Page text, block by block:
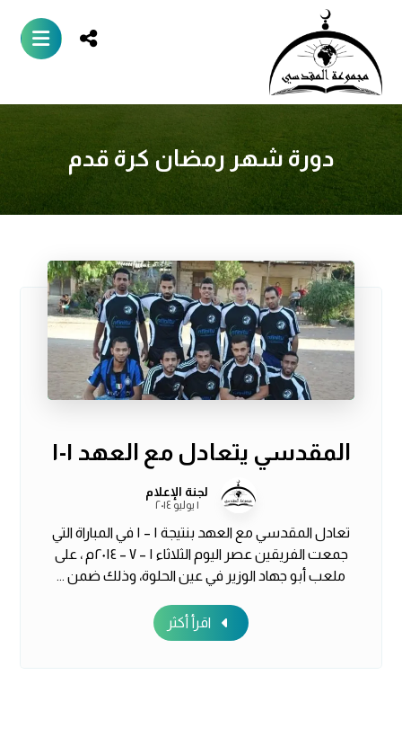
دورة شهر رمضان كرة قدم
المقدسي يتعادل مع العهد ١-١
لجنة الإعلام
١ يوليو ٢٠١٤
تعادل المقدسي مع العهد بنتيجة ١ – ١ في المباراة التي
جمعت الفريقين عصر اليوم الثلاثاء ١ – ٧ – ٢٠١٤م ، على
ملعب أبو جهاد الوزير في عين الحلوة، وذلك ضمن ...
اقرأ أكثر